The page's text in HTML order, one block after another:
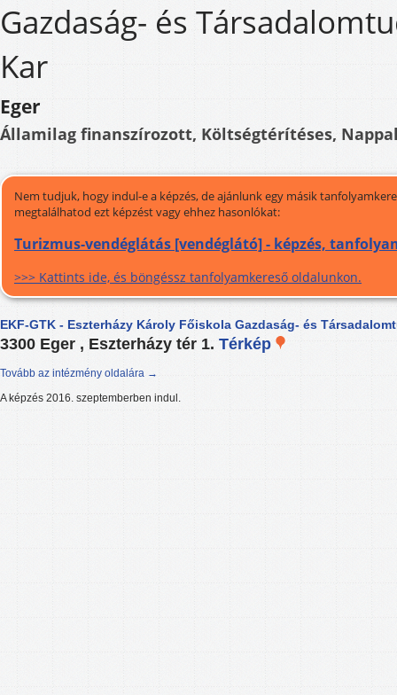
Gazdaság- és
Kar
Eger
Államilag finanszírozott, Költségtérítéses,
Nem tudjuk, hogy indul-e a képzés, de ajánlunk egy másik
megtalálhatod ezt képzést vagy ehhez hasonlókat:
Turizmus-vendéglátás [vendéglátó] - képzés,
>>> Kattints ide, és böngéssz tanfolyamkereső oldalunkon.
EKF-GTK - Eszterházy Károly Főiskola Gazdaság- és
3300 Eger , Eszterházy tér 1. Térkép
Tovább az intézmény oldalára →
A képzés 2016. szeptemberben indul.